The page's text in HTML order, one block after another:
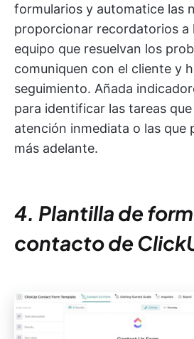
formularios y automatice las
proporcionar recordatorios a
equipo que resuelvan los
comuniquen con el cliente y
seguimiento. Añada
para identificar las tareas
atención inmediata o las que
más adelante.
4. Plantilla de
contacto de